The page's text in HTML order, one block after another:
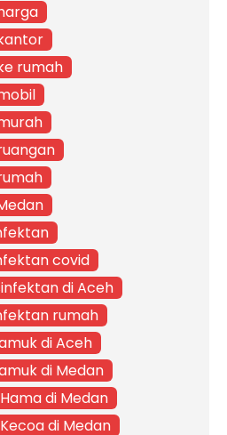
rumah
covid
di Aceh
rumah
di Aceh
di Medan
di Medan
di Medan